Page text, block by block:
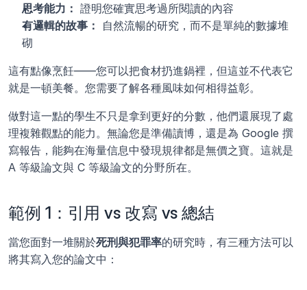
思考能力： 證明您確實思考過所閱讀的內容
有邏輯的故事：
自然流暢的研究，而不是單純的數據堆
砌
這有點像烹飪——您可以把食材扔進鍋裡，但這並不代表它
就是一頓美餐。您需要了解各種風味如何相得益彰。
做對這一點的學生不只是拿到更好的分數，他們還展現了處
理複雜觀點的能力。無論您是準備讀博，還是為 Google 撰
寫報告，能夠在海量信息中發現規律都是無價之寶。這就是
A 等級論文與 C 等級論文的分野所在。
範例 1：引用 vs 改寫 vs 總結
當您面對一堆關於死刑與犯罪率的研究時，有三種方法可以
將其寫入您的論文中：